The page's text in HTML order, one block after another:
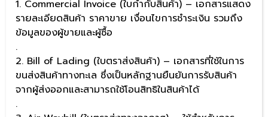
1. Commercial Invoice (ใบกำกับสินค้า) – เอกสารแสดง
รายละเอียดสินค้า ราคาขาย เงื่อนไขการชำระเงิน รวมถึง
ข้อมูลของผู้ขายและผู้ซื้อ
.
2. Bill of Lading (ใบตราส่งสินค้า) – เอกสารที่ใช้ในการ
ขนส่งสินค้าทางทะเล ซึ่งเป็นหลักฐานยืนยันการรับสินค้า
จากผู้ส่งออกและสามารถใช้โอนสิทธิในสินค้าได้
.